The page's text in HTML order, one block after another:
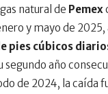
natural de Pemex
y mayo de 2025,
pies cúbicos
segundo año
de 2024, la caída